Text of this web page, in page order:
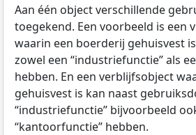
Aan één object verschillende
toegekend. Een voorbeeld is een
waarin een boerderij gehuisvest
zowel een “industriefunctie” als
hebben. En een verblijfsobject
gehuisvest is kan naast
“industriefunctie” bijvoorbeeld
“kantoorfunctie” hebben.